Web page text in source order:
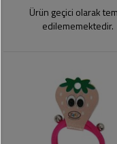
Ürün geçici olarak
edilememektedir.